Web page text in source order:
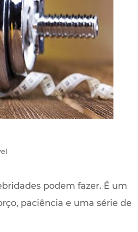
podem fazer. É um
paciência e uma série de